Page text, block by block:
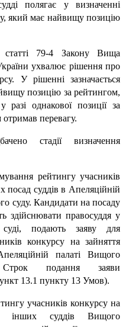
полягає у визначенні
який має найвищу позицію
79-4 Закону Вища
ухвалює рішення про
У рішенні зазначається
позицію за рейтингом,
однакової позиції за
перевагу.
стадії визначення
рейтингу учасників
посад суддів в Апеляційній
суду. Кандидати на посаду
здійснювати правосуддя у
подають заяву для
конкурсу на зайняття
палаті Вищого
Строк подання заяви
13.1 пункту 13 Умов).
учасників конкурсу на
інших суддів Вищого